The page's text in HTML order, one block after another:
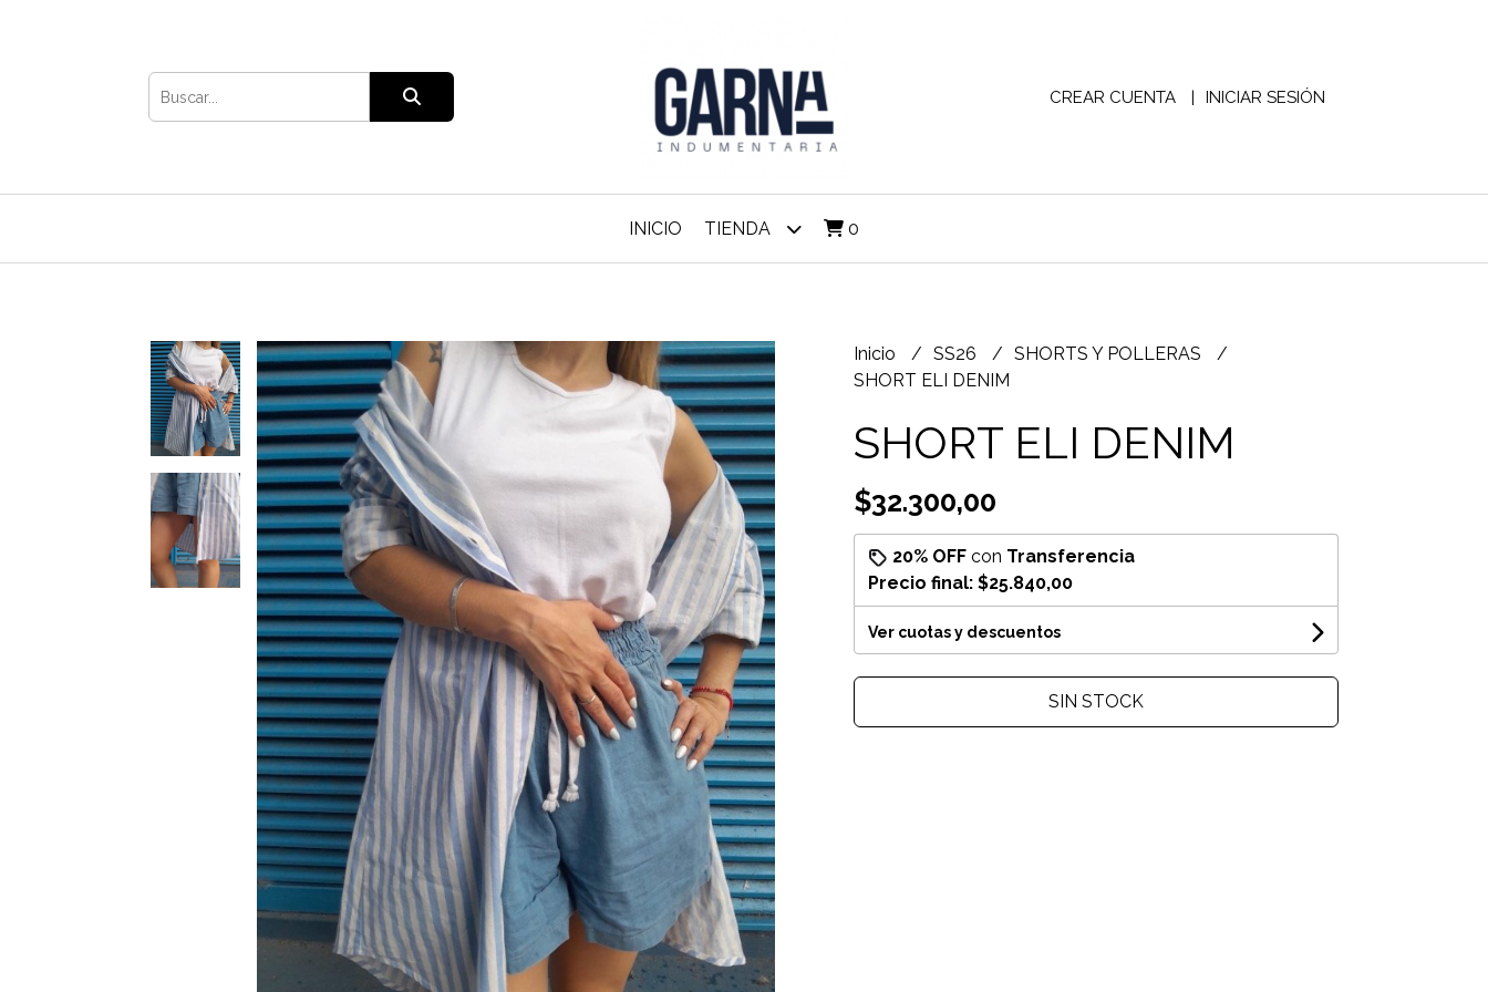
CREAR CUENTA INICIAR SESIÓN
INICIO TIENDA 0
Inicio SS26
SHORTS Y POLLERAS
SHORT ELI DENIM
SHORT ELI DENIM
$32.300,00
20% OFFcon Transferencia
Precio final: $25.840,00
Ver cuotas y descuentos
SIN STOCK